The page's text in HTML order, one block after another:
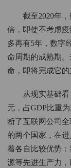
截至2020年
倍，即使不考虑
多再有5年，数字
命周期的成熟期
命，即将完成它的
从现实基础
元，占GDP比重
断了互联网公司
的两个国家，在
着各自比较优势
源等先进生产力